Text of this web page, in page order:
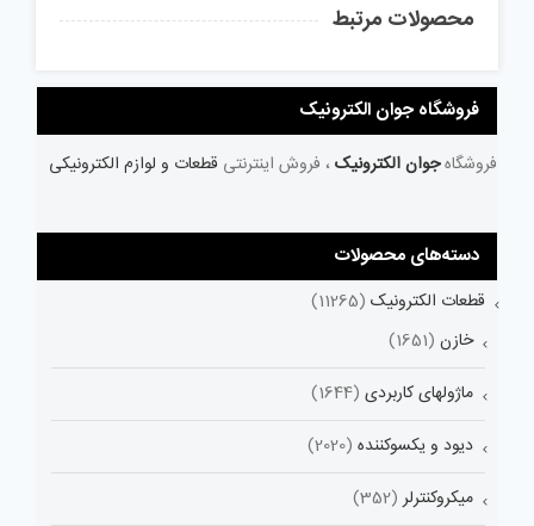
محصولات مرتبط
فروشگاه جوان الکترونیک
فروشگاهجوان الکترونیک ، فروش اینترنتی قطعات و لوازم الکترونیکی
دسته‌های محصولات
قطعات الکترونیک (11265)
خازن (1651)
ماژولهای کاربردی (1644)
دیود و یکسوکننده (2020)
میکروکنترلر (352)